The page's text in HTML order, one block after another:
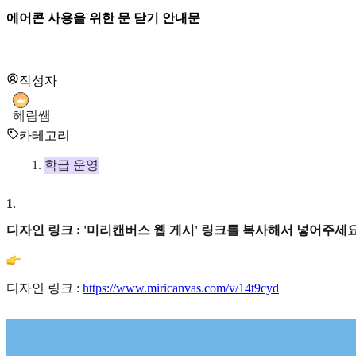
에어콘 사용을 위한 문 닫기 안내문
작성자
혜림쌤
카테고리
학급 운영
1.
디자인 링크 : '미리캔버스 웹 게시' 링크를 복사해서 넣어주세
디자인 링크 : https://www.miricanvas.com/v/14t9cyd